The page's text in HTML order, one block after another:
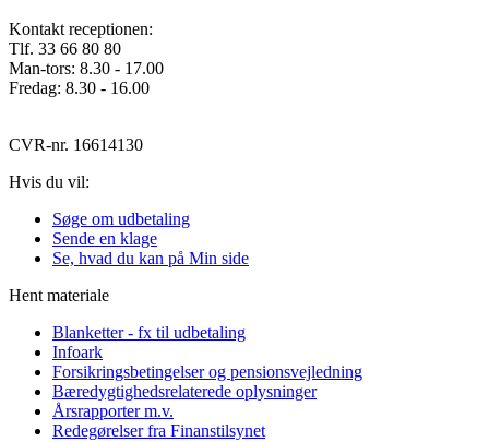
Kontakt receptionen:
Tlf. 33 66 80 80
Man-tors: 8.30 - 17.00
Fredag: 8.30 - 16.00
CVR-nr. 16614130
Hvis du vil:
Søge om udbetaling
Sende en klage
Se, hvad du kan på Min side
Hent materiale
Blanketter - fx til udbetaling
Infoark
Forsikringsbetingelser og pensionsvejledning
Bæredygtighedsrelaterede oplysninger
Årsrapporter m.v.
Redegørelser fra Finanstilsynet